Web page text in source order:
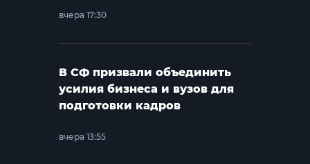
вчера 17:30
В СФ призвали объединить
усилия бизнеса и вузов для
подготовки кадров
вчера 13:55